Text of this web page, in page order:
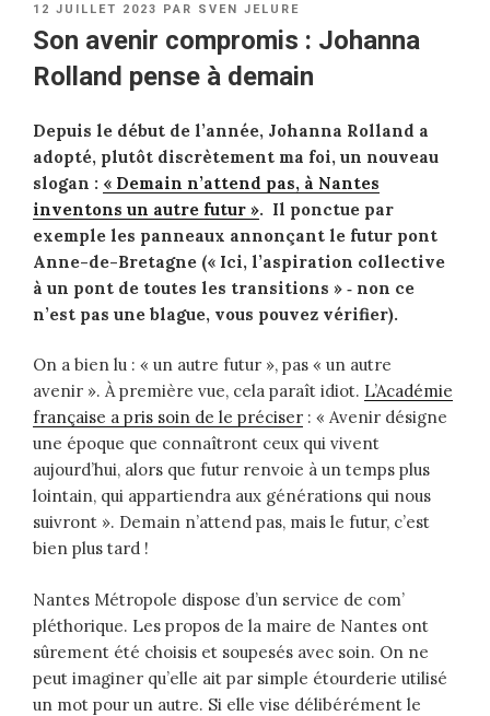
PUBLIÉ
LE
12 JUILLET 2023 PAR SVEN JELURE
Son avenir compromis : Johanna
Rolland pense à demain
Depuis le début de l’année, Johanna Rolland a
adopté, plutôt discrètement ma foi, un nouveau
slogan : « Demain n’attend pas, à Nantes
inventons un autre futur ». Il ponctue par
exemple les panneaux annonçant le futur pont
Anne-de-Bretagne (« Ici, l’aspiration collective
à un pont de toutes les transitions » ‑ non ce
n’est pas une blague, vous pouvez vérifier).
On a bien lu : « un autre futur », pas « un autre
avenir ». À première vue, cela paraît idiot. L’Académie
française a pris soin de le préciser : « Avenir désigne
une époque que connaîtront ceux qui vivent
aujourd’hui, alors que futur renvoie à un temps plus
lointain, qui appartiendra aux générations qui nous
suivront ». Demain n’attend pas, mais le futur, c’est
bien plus tard !
Nantes Métropole dispose d’un service de com’
pléthorique. Les propos de la maire de Nantes ont
sûrement été choisis et soupesés avec soin. On ne
peut imaginer qu’elle ait par simple étourderie utilisé
un mot pour un autre. Si elle vise délibérément le